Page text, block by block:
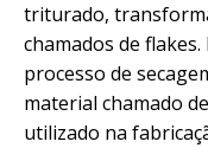
triturado,
chamados de
processo de
material chamado
utilizado na